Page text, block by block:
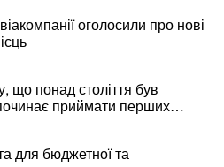
оголосили про нові
що понад століття був
приймати перших
для бюджетної та